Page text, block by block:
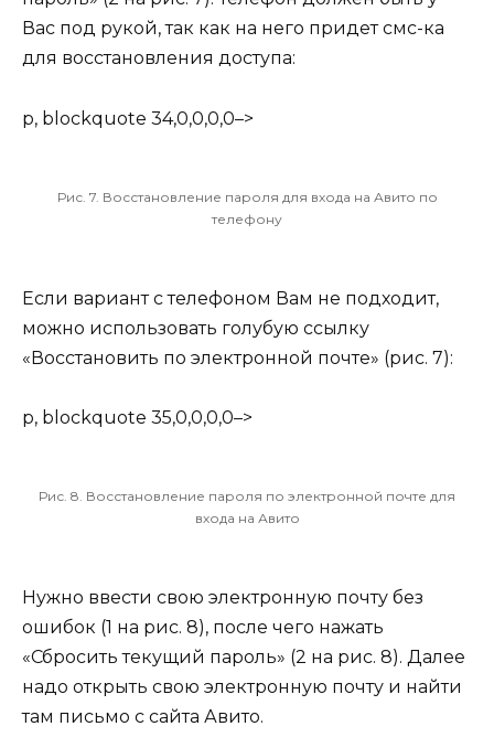
Вас под рукой, так как на него придет смс-ка
для восстановления доступа:
p, blockquote 34,0,0,0,0–>
Рис. 7. Восстановление пароля для входа на Авито по
телефону
Если вариант с телефоном Вам не подходит,
можно использовать голубую ссылку
«Восстановить по электронной почте» (рис. 7):
p, blockquote 35,0,0,0,0–>
Рис. 8. Восстановление пароля по электронной почте для
входа на Авито
Нужно ввести свою электронную почту без
ошибок (1 на рис. 8), после чего нажать
«Сбросить текущий пароль» (2 на рис. 8). Далее
надо открыть свою электронную почту и найти
там письмо с сайта Авито.